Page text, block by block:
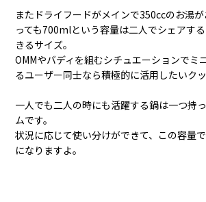
またドライフードがメインで350ccのお湯
っても700mlという容量は二人でシェアす
きるサイズ。
OMMやバディを組むシチュエーションでミ
るユーザー同士なら積極的に活用したいクッ
一人でも二人の時にも活躍する鍋は一つ持
ムです。
状況に応じて使い分けができて、この容量
になりますよ。